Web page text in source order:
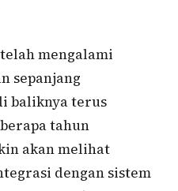
mengalami
sepanjang
baliknya terus
tahun
akan melihat
dengan sistem